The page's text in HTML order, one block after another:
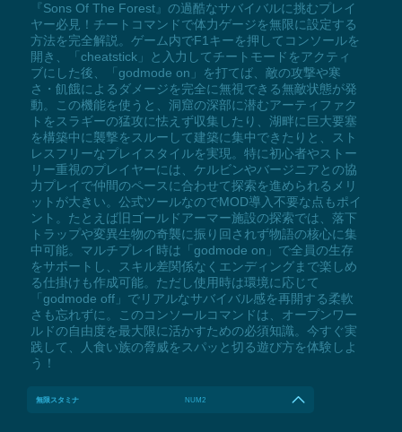
『Sons Of The Forest』の過酷なサバイバルに挑むプレイ
ヤー必見！チートコマンドで体力ゲージを無限に設定する
方法を完全解説。ゲーム内でF1キーを押してコンソールを
開き、「cheatstick」と入力してチートモードをアクティ
ブにした後、「godmode on」を打てば、敵の攻撃や寒
さ・飢餓によるダメージを完全に無視できる無敵状態が発
動。この機能を使うと、洞窟の深部に潜むアーティファク
トをスラギーの猛攻に怯えず収集したり、湖畔に巨大要塞
を構築中に襲撃をスルーして建築に集中できたりと、スト
レスフリーなプレイスタイルを実現。特に初心者やストー
リー重視のプレイヤーには、ケルビンやバージニアとの協
力プレイで仲間のペースに合わせて探索を進められるメリ
ットが大きい。公式ツールなのでMOD導入不要な点もポイ
ント。たとえば旧ゴールドアーマー施設の探索では、落下
トラップや変異生物の奇襲に振り回されず物語の核心に集
中可能。マルチプレイ時は「godmode on」で全員の生存
をサポートし、スキル差関係なくエンディングまで楽しめ
る仕掛けも作成可能。ただし使用時は環境に応じて
「godmode off」でリアルなサバイバル感を再開する柔軟
さも忘れずに。このコンソールコマンドは、オープンワー
ルドの自由度を最大限に活かすための必須知識。今すぐ実
践して、人食い族の脅威をスパッと切る遊び方を体験しよ
う！
無限スタミナ NUM2